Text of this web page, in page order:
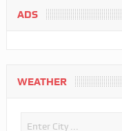
ADS
WEATHER